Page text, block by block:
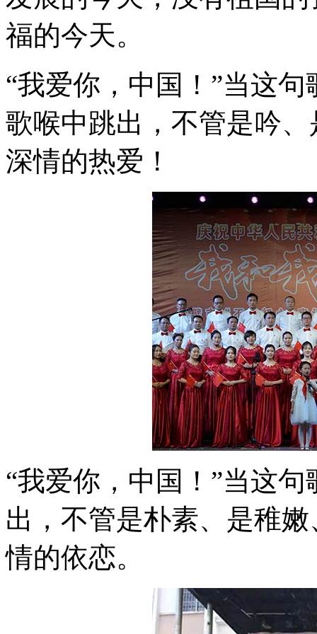
福的今天。
“我爱你，中国！”当这
歌喉中跳出，不管是吟
深情的热爱！
“我爱你，中国！”当这
出，不管是朴素、是稚
情的依恋。